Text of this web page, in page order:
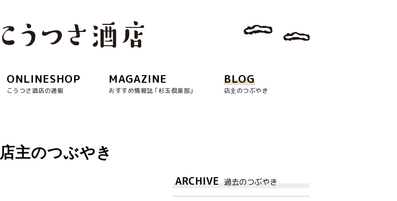
ONLINESHOP
こうつさ酒店の通販
MAGAZINE
おすすめ情報誌 ｢杉玉倶楽部｣
BLOG
店主のつぶやき
店主のつぶやき
ARCHIVE 過去のつぶやき